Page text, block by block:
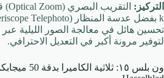
التركيز: التقريب البصري (Optical Zoom) قد يصل إلى
k
تحسين هائل في معالجة الصور الليلية عبر
لتوفير مرونة أكبر في التعديل الاحترافي.
ون بلس ١٥: ثلاثية الكاميرا بدقة 50